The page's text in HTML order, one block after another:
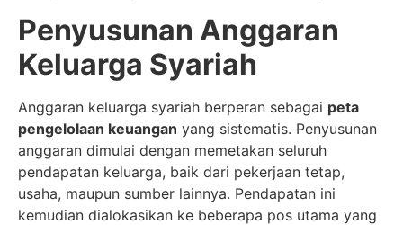
Penyusunan Anggaran
Keluarga Syariah
Anggaran keluarga syariah berperan sebagai peta
pengelolaan keuangan yang sistematis. Penyusunan
anggaran dimulai dengan memetakan seluruh
pendapatan keluarga, baik dari pekerjaan tetap,
usaha, maupun sumber lainnya. Pendapatan ini
kemudian dialokasikan ke beberapa pos utama yang